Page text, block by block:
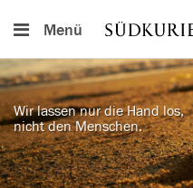
Menü
Wir lassen nur die Hand los,
nicht den Menschen.